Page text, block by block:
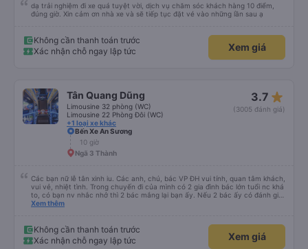
dạ trải nghiệm đi xe quá tuyệt vời, dịch vụ chăm sóc khách hàng 10 điểm,
đúng giờ. Xin cảm ơn nhà xe và sẽ tiếp tục đặt vé vào những lần sau ạ
Không cần thanh toán trước
Xác nhận chỗ ngay lập tức
Xem giá
Tân Quang Dũng
Limousine 32 phòng (WC)
Limousine 22 Phòng Đôi (WC)
+1 loại xe khác
3.7 star_rate
(3005 đánh giá)
Bến Xe An Sương
10 giờ
Ngã 3 Thành
Các bạn nữ lễ tân xinh iu. Các anh, chú, bác VP ĐH vui tính, quan tâm khách,
vui vẻ, nhiệt tình. Trong chuyến đi của mình có 2 gia đình bác lớn tuổi nc khá
to, có bạn nv nhắc nhở thì 2 bác mắng lại bạn ấy. Nếu 2 bác ấy có đánh giá
xấu thì mình ngược lại nha. Bạn ấy nhắc nhở rất đúng. 2 bác nói rất to. To
bạn ấy nha. Nếu bạn ấy bị trừ thì bảo bạn ấy liên hệ sđt của mình, mình hỗ
trợ ạ. Số mình đuôi 666, chuyến ĐH-NT ngày 16/1. À các bạn nữ lễ tân xinh
iu còn đổi cho mình phòng đơn sang đôi xong còn note là (một mình) yêu
Xem thêm
Không cần thanh toán trước
Xác nhận chỗ ngay lập tức
Xem giá